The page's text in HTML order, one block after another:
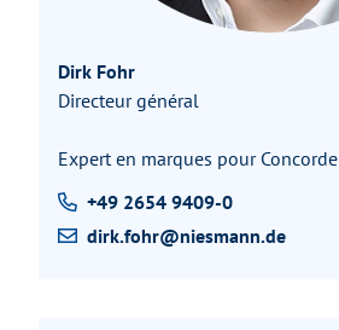
Dirk Fohr
Directeur général
Expert en marques pour Concorde
+49 2654 9409-0
dirk.fohr@niesmann.de